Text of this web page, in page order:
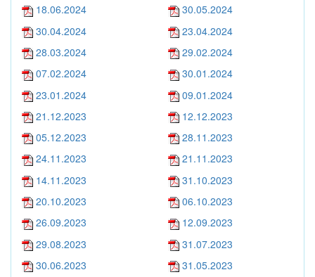
18.06.2024
30.05.2024
30.04.2024
23.04.2024
28.03.2024
29.02.2024
07.02.2024
30.01.2024
23.01.2024
09.01.2024
21.12.2023
12.12.2023
05.12.2023
28.11.2023
24.11.2023
21.11.2023
14.11.2023
31.10.2023
20.10.2023
06.10.2023
26.09.2023
12.09.2023
29.08.2023
31.07.2023
30.06.2023
31.05.2023